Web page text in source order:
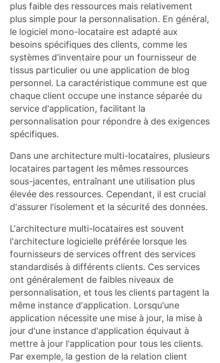
plus faible des ressources mais relativement
plus simple pour la personnalisation. En général,
le logiciel mono-locataire est adapté aux
besoins spécifiques des clients, comme les
systèmes d'inventaire pour un fournisseur de
tissus particulier ou une application de blog
personnel. La caractéristique commune est que
chaque client occupe une instance séparée du
service d'application, facilitant la
personnalisation pour répondre à des exigences
spécifiques.
Dans une architecture multi-locataires, plusieurs
locataires partagent les mêmes ressources
sous-jacentes, entraînant une utilisation plus
élevée des ressources. Cependant, il est crucial
d'assurer l'isolement et la sécurité des données.
L'architecture multi-locataires est souvent
l'architecture logicielle préférée lorsque les
fournisseurs de services offrent des services
standardisés à différents clients. Ces services
ont généralement de faibles niveaux de
personnalisation, et tous les clients partagent la
même instance d'application. Lorsqu'une
application nécessite une mise à jour, la mise à
jour d'une instance d'application équivaut à
mettre à jour l'application pour tous les clients.
Par exemple, la gestion de la relation client